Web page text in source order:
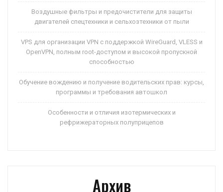
Воздушные фильтры и предочистители для защиты
двигателей спецтехники и сельхозтехники от пыли
VPS для организации VPN с поддержкой WireGuard, VLESS и
OpenVPN, полным root-доступом и высокой пропускной
способностью
Обучение вождению и получение водительских прав: курсы,
программы и требования автошкол
Особенности и отличия изотермических и
рефрижераторных полуприцепов
Архив